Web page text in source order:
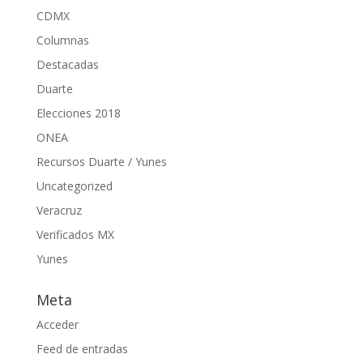
CDMX
Columnas
Destacadas
Duarte
Elecciones 2018
ONEA
Recursos Duarte / Yunes
Uncategorized
Veracruz
Verificados MX
Yunes
Meta
Acceder
Feed de entradas